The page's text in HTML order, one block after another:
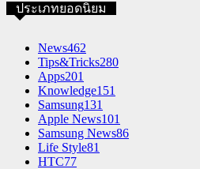
ประเภทยอดนิยม
News462
Tips&Tricks280
Apps201
Knowledge151
Samsung131
Apple News101
Samsung News86
Life Style81
HTC77